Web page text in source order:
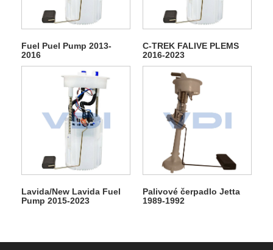
Fuel Puel Pump 2013-
2016
C-TREK FALIVE PLEMS
2016-2023
Lavida/New Lavida Fuel
Pump 2015-2023
Palivové čerpadlo Jetta
1989-1992